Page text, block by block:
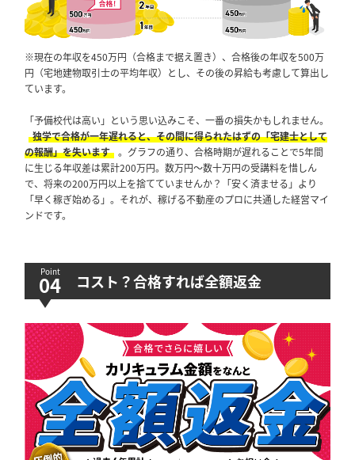
※現在の年収を450万円（合格まで据え置き）、合格後の年収を500万
円（宅地建物取引士の平均年収）とし、その後の昇給も考慮して算出し
ています。
「予備校代は高い」という思い込みこそ、一番の損失かもしれません。
独学で合格が一年遅れると、その間に得られたはずの「宅建士として
の報酬」を失います 。グラフの通り、合格時期が遅れることで5年間
に生じる年収差は累計200万円。数万円〜数十万円の受講料を惜しん
で、将来の200万円以上を捨てていませんか？「安く済ませる」より
「早く稼ぎ始める」。それが、稼げる不動産のプロに共通した経営マイ
ンドです。
コスト？合格すれば全額返金